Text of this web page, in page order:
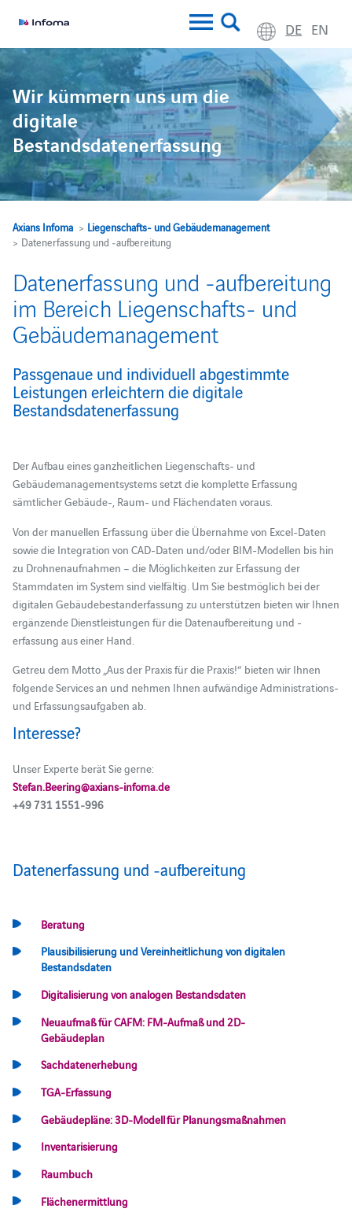
DE EN
Wir kümmern uns um die
digitale
Bestandsdatenerfassung
Axians Infoma> Liegenschafts- und Gebäudemanagement
> Datenerfassung und ‑aufbereitung
Datenerfassung und -aufbereitung
im Bereich Liegenschafts- und
Gebäudemanagement
Passgenaue und individuell abgestimmte
Leistungen erleichtern die digitale
Bestandsdatenerfassung
Der Aufbau eines ganzheitlichen Liegenschafts- und
Gebäudemanagementsystems setzt die komplette Erfassung
sämtlicher Gebäude-, Raum- und Flächendaten voraus.
Von der manuellen Erfassung über die Übernahme von Excel-Daten
sowie die Integration von CAD-Daten und/oder BIM-Modellen bis hin
zu Drohnenaufnahmen – die Möglichkeiten zur Erfassung der
Stammdaten im System sind vielfältig. Um Sie bestmöglich bei der
digitalen Gebäudebestanderfassung zu unterstützen bieten wir Ihnen
ergänzende Dienstleistungen für die Datenaufbereitung und -
erfassung aus einer Hand.
Getreu dem Motto „Aus der Praxis für die Praxis!“ bieten wir Ihnen
folgende Services an und nehmen Ihnen aufwändige Administrations-
und Erfassungsaufgaben ab.
Interesse?
Unser Experte berät Sie gerne:
Stefan.Beering@axians-infoma.de
+49 731 1551-996
Datenerfassung und ‑aufbereitung
Beratung
Plausibilisierung und Vereinheitlichung von digitalen
Bestandsdaten
Digitalisierung von analogen Bestandsdaten
Neuaufmaß für CAFM: FM-Aufmaß und 2D-
Gebäudeplan
Sachdatenerhebung
TGA-Erfassung
Gebäudepläne: 3D-Modell für Planungsmaßnahmen
Inventarisierung
Raumbuch
Flächenermittlung